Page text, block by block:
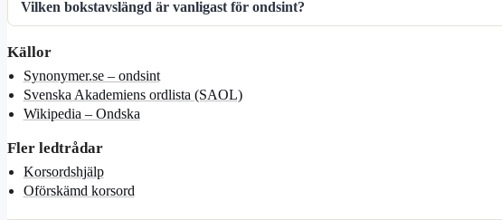
Vilken bokstavslängd är vanligast för ondsint?
Källor
Synonymer.se – ondsint
Svenska Akademiens ordlista (SAOL)
Wikipedia – Ondska
Fler ledtrådar
Korsordshjälp
Oförskämd korsord